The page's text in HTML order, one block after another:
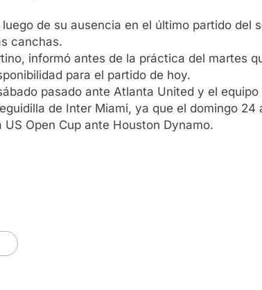
de su ausencia en el último partido del
canchas.
informó antes de la práctica del martes
para el partido de hoy.
pasado ante Atlanta United y el
de Inter Miami, ya que el domingo
Open Cup ante Houston Dynamo.